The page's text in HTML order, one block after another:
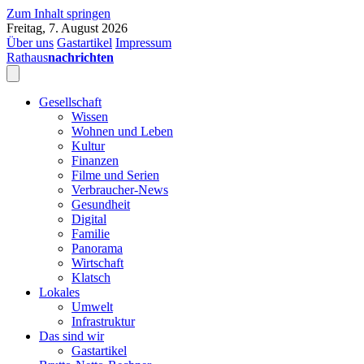
Zum Inhalt springen
Freitag, 7. August 2026
Über uns Gastartikel Impressum
Rathausnachrichten
Gesellschaft
Wissen
Wohnen und Leben
Kultur
Finanzen
Filme und Serien
Verbraucher-News
Gesundheit
Digital
Familie
Panorama
Wirtschaft
Klatsch
Lokales
Umwelt
Infrastruktur
Das sind wir
Gastartikel